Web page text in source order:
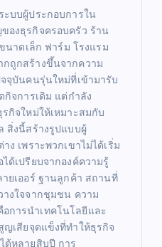
บบผู้ประกอบการใน
องธุรกิจครอบครัว ร้าน
นาดเล็ก ฟาร์ม โรงแรม
ถูกสร้างขึ้นจากความ
จุบันคนรุ่นใหม่ที่เข้ามารับ
กิจการเดิม แต่กำลัง
กิจใหม่ให้เหมาะสมกับ
สิ่งนี้สร้างรูปแบบผู้
เพราะพวกเขาไม่ได้เริ่ม
ด้เปรียบจากองค์ความรู้
ยเออร์ ฐานลูกค้า สถานที่
างใจจากชุมชน ความ
การนำเทคโนโลยีและ
ญเสียจุดแข็งที่ทำให้ธุรกิจ
ด้หลายสิบปี การ